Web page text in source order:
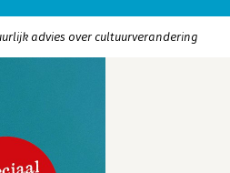
advies over cultuurverandering